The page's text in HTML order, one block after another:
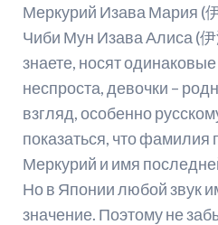
Меркурий Изава Мария (
Чиби Мун Изава Алиса (
знаете, носят
неспроста, девочки –
взгляд, особенно
показаться, что
Меркурий и имя
Но в Японии любой звук
значение. Поэтому не